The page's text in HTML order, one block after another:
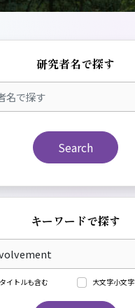
研究者名で探す
Search
キーワードで探す
イトルも含む 大文字小文